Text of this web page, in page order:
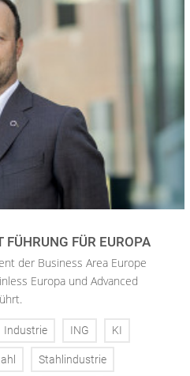
FÜR EUROPA
der Business Area Europe
Europa und Advanced
Industrie ING KI
Stahlindustrie